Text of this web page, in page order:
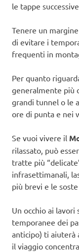
le tappe
Tenere un
di evitare i
frequenti in
Per quanto
generalmente più
grandi tunnel o le
ore di punta e nei
Se vuoi vivere il
rilassato, può
tratte più
infrasettimanali,
più brevi e le
Un occhio ai
temporanee dei
anticipo) ti aiuterà
il viaggio